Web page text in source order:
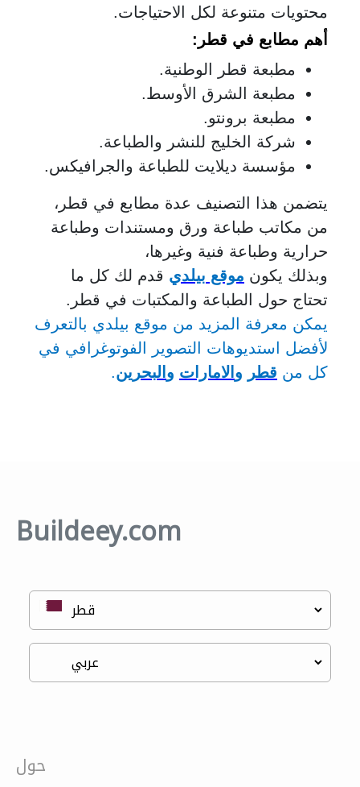
محتويات متنوعة لكل الاحتياجات.
أهم مطابع في قطر :
مطبعة قطر الوطنية.
مطبعة الشرق الأوسط.
مطبعة برونتو.
شركة الخليج للنشر والطباعة.
مؤسسة ديلايت للطباعة والجرافيكس.
يتضمن هذا التصنيف عدة مطابع في قطر،
من مكاتب طباعة ورق ومستندات وطباعة
حرارية وطباعة فنية وغيرها،
وبذلك يكون موقع بيلدي قدم لك كل ما
تحتاج حول الطباعة والمكتبات في قطر.
يمكن معرفة المزيد من موقع بيلدي بالتعرف
لأفضل استديوهات التصوير الفوتوغرافي في
كل من قطر و الامارات و البحرين.
Buildeey.com
حول